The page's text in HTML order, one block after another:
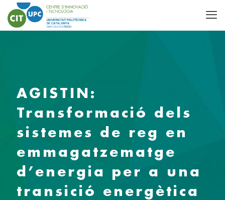
AGISTIN:
Transformació dels
sistemes de reg en
emmagatzematge
d’energia per a una
transició energètica